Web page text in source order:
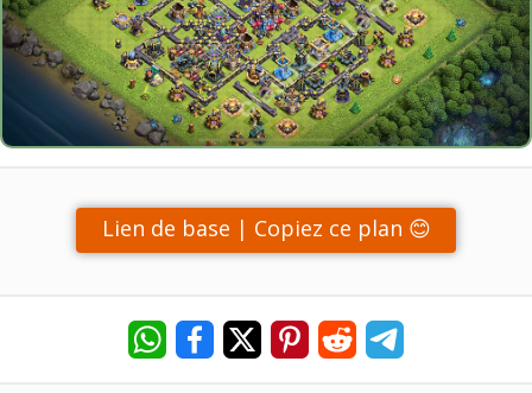
Lien de base | Copiez ce plan 😊